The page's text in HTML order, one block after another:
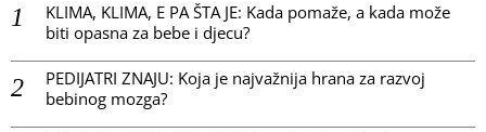
KLIMA, KLIMA, E PA ŠTA JE: Kada pomaže, a kada može
biti opasna za bebe i djecu?
PEDIJATRI ZNAJU: Koja je najvažnija hrana za razvoj
bebinog mozga?